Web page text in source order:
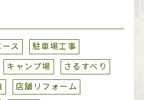
ス
駐車場工事
キャンプ場
さるすべり
店舗リフォーム